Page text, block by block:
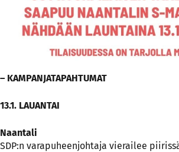
– KAMPANJATAPAHTUMAT
13.1. LAUANTAI
Naantali
SDP:n varapuheenjohtaja vierailee